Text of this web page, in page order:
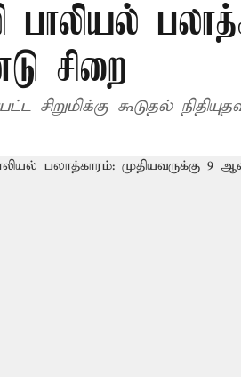
பாலியல்
சிறை
சிறுமிக்கு கூடுதல்